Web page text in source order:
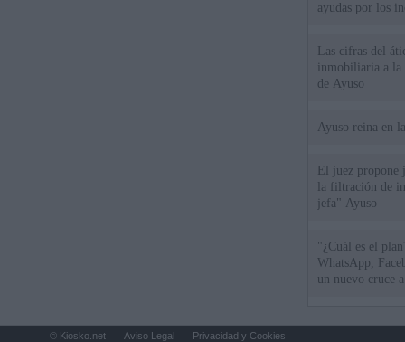
ayudas por los
Las cifras del
inmobiliaria a la
de Ayuso
Ayuso reina en
El juez propone
la filtración de
jefa" Ayuso
"¿Cuál es el
WhatsApp,
un nuevo cruce
© Kiosko.net Aviso Legal Privacidad y Cookies